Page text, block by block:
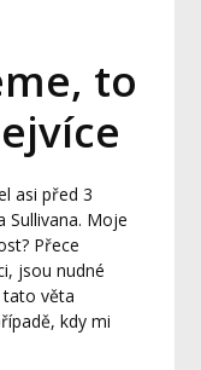
to
asi před 3
Sullivana. Moje
Přece
jsou nudné
tato věta
kdy mi